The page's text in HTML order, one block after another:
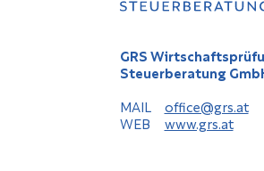
GRS
Steuerberatung
MAIL
office@grs.at
WEB www.grs.at